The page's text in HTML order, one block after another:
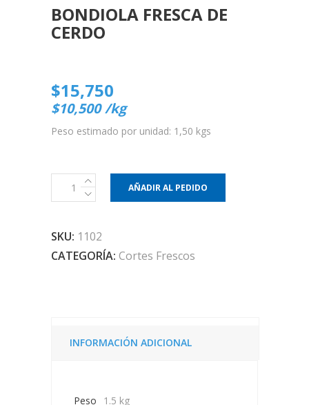
BONDIOLA FRESCA DE
CERDO
$15,750
$10,500 /kg
Peso estimado por unidad: 1,50 kgs
Bondiola
fresca
cerdo
quantity
AÑADIR AL PEDIDO
SKU: 1102
CATEGORÍA: Cortes Frescos
INFORMACIÓN ADICIONAL
Peso 1.5 kg